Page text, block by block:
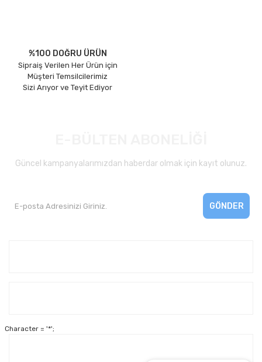
%100 DOĞRU ÜRÜN
Sipraiş Verilen Her Ürün için
Müşteri Temsilcilerimiz
Sizi Arıyor ve Teyit Ediyor
Güncel kampanyalarımızdan haberdar olmak için kayıt olunuz.
GÖNDER
Character = '*';